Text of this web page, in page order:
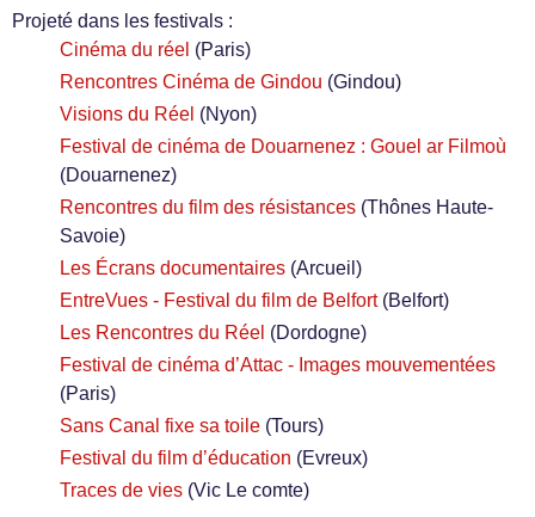
Projeté dans les festivals :
Cinéma du réel (Paris)
Rencontres Cinéma de Gindou (Gindou)
Visions du Réel (Nyon)
Festival de cinéma de Douarnenez : Gouel ar Filmoù
(Douarnenez)
Rencontres du film des résistances (Thônes Haute-
Savoie)
Les Écrans documentaires (Arcueil)
EntreVues - Festival du film de Belfort (Belfort)
Les Rencontres du Réel (Dordogne)
Festival de cinéma d’Attac - Images mouvementées
(Paris)
Sans Canal fixe sa toile (Tours)
Festival du film d’éducation (Evreux)
Traces de vies (Vic Le comte)